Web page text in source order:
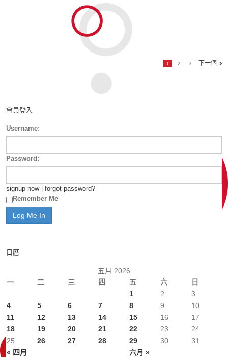
1 2 3 下一個
會員登入
Username:
Password:
signup now| forgot password?
Remember Me
日曆
五月 2026
一
二 三 四 五 六 日
« 四月 六月 »
1 2
3
4
5 6 7 8 9
10
11
12 13 14 15 16
17
18
19 20 21 22 23
24
25
26 27 28 29 30 31